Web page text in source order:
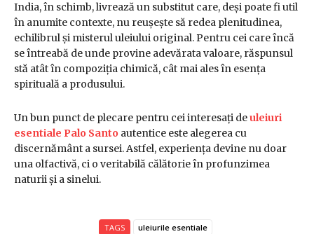
India, în schimb, livrează un substitut care, deși poate fi util
în anumite contexte, nu reușește să redea plenitudinea,
echilibrul și misterul uleiului original. Pentru cei care încă
se întreabă de unde provine adevărata valoare, răspunsul
stă atât în compoziția chimică, cât mai ales în esența
spirituală a produsului.
Un bun punct de plecare pentru cei interesați deuleiuri
esentiale Palo Santo autentice este alegerea cu
discernământ a sursei. Astfel, experiența devine nu doar
una olfactivă, ci o veritabilă călătorie în profunzimea
naturii și a sinelui.
TAGS uleiurile esentiale